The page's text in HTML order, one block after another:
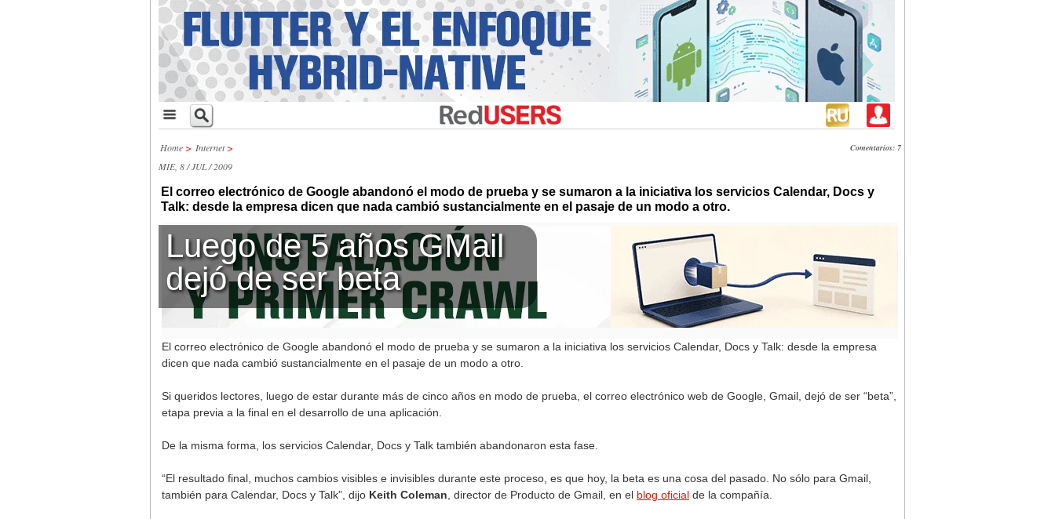
Home> Internet> Comentarios: 7
MIE, 8 / JUL / 2009
Luego de 5 años GMail
dejó de ser beta
El correo electrónico de Google abandonó el modo de prueba y se sumaron a la iniciativa los servicios Calendar, Docs y
Talk: desde la empresa dicen que nada cambió sustancialmente en el pasaje de un modo a otro.
El correo electrónico de Google abandonó el modo de prueba y se sumaron a la iniciativa los servicios Calendar, Docs y Talk: desde la empresa
dicen que nada cambió sustancialmente en el pasaje de un modo a otro.
Si queridos lectores, luego de estar durante más de cinco años en modo de prueba, el correo electrónico web de Google, Gmail, dejó de ser “beta”,
etapa previa a la final en el desarrollo de una aplicación.
De la misma forma, los servicios Calendar, Docs y Talk también abandonaron esta fase.
“El resultado final, muchos cambios visibles e invisibles durante este proceso, es que hoy, la beta es una cosa del pasado. No sólo para Gmail,
también para Calendar, Docs y Talk”, dijo Keith Coleman , director de Producto de Gmail, en el blog oficial de la compañía.